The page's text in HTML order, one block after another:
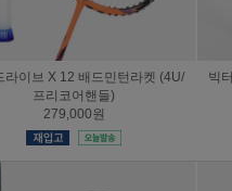
빅터 라켓 아우라스피드 팬텀 F (4U/프
리코어핸들)
239,000원